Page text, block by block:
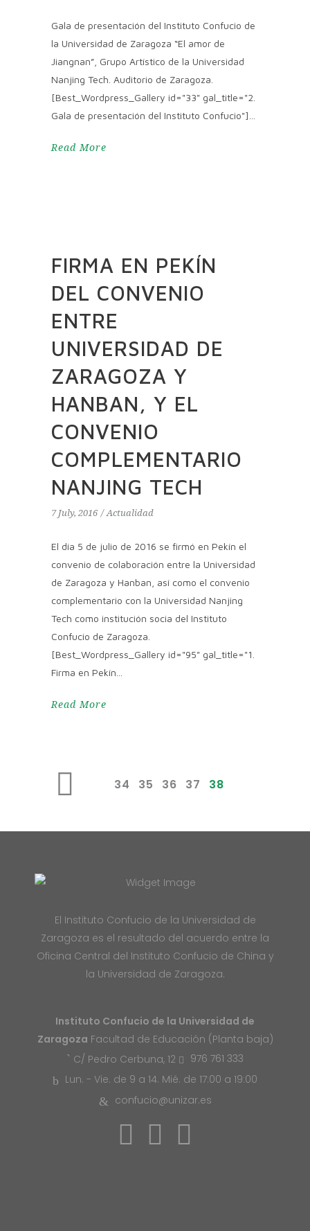
Gala de presentación del Instituto Confucio de
la Universidad de Zaragoza “El amor de
Jiangnan”, Grupo Artístico de la Universidad
Nanjing Tech. Auditorio de Zaragoza.
[Best_Wordpress_Gallery id="33" gal_title="2.
Gala de presentación del Instituto Confucio"]
Read More
FIRMA EN PEKÍN
DEL CONVENIO
ENTRE
UNIVERSIDAD DE
ZARAGOZA Y
HANBAN, Y EL
CONVENIO
COMPLEMENTARIO
NANJING TECH
7 July, 2016 Actualidad
El día 5 de julio de 2016 se firmó en Pekín el
convenio de colaboración entre la Universidad
de Zaragoza y Hanban, así como el convenio
complementario con la Universidad Nanjing
Tech como institución socia del Instituto
Confucio de Zaragoza.
[Best_Wordpress_Gallery id="95" gal_title="1.
Firma en Pekín
Read More
34 35 36 37 38
El Instituto Confucio de la Universidad de
Zaragoza es el resultado del acuerdo entre la
Oficina Central del Instituto Confucio de China y
la Universidad de Zaragoza.
Instituto Confucio de la Universidad de
Zaragoza Facultad de Educación (Planta baja)
C/ Pedro Cerbuna, 12
976 761 333
Lun. - Vie. de 9 a 14. Mié. de 17:00 a 19:00
confucio@unizar.es